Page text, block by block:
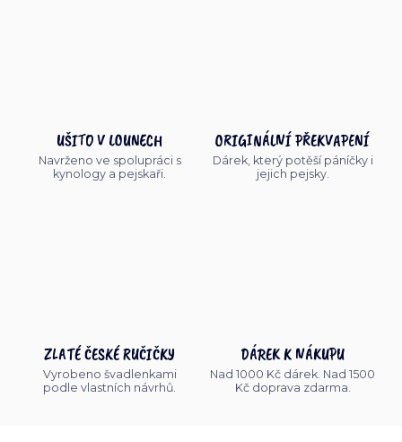
UŠITO V LOUNECH
Navrženo ve spolupráci s
kynology a pejskaři.
ORIGINÁLNÍ PŘEKVAPENÍ
Dárek, který potěší páníčky i
jejich pejsky.
ZLATÉ ČESKÉ RUČIČKY
Vyrobeno švadlenkami
podle vlastních návrhů.
DÁREK K NÁKUPU
Nad 1000 Kč dárek. Nad 1500
Kč doprava zdarma.